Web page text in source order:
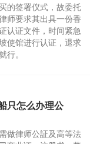
的签署仪式，故委托
师要求其出具一份香
认证文件，时间紧急
使馆进行认证，退求
行。
只怎么办理公
做律师公証及高等法